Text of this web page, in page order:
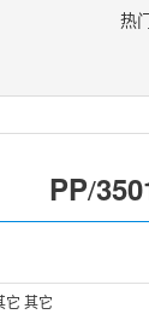
热
PP/
它 其它